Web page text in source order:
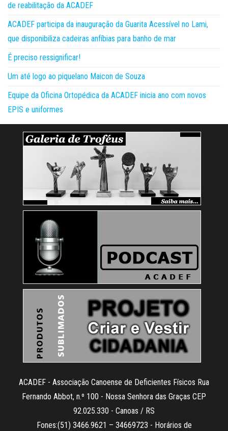
de reabilitação da ACADEF
ACADEF participa da inauguração da Guarita Acessível no Lami,
que disponibiliza cadeiras anfíbias para banho de mar
É preciso ressignificar!
Um até logo ao piquelano Maicon de Souza
Equipe da Oficina Ortopédica da ACADEF inicia ano com novos
EPIS e uniformes
ACADEF - Associação Canoense de Deficientes Físicos Rua
Fernando Abbot, n.º 100 - Nossa Senhora das Graças CEP
92.025.330 - Canoas / RS
Fones:(51) 3466.9621 – 34669723 - Horários de